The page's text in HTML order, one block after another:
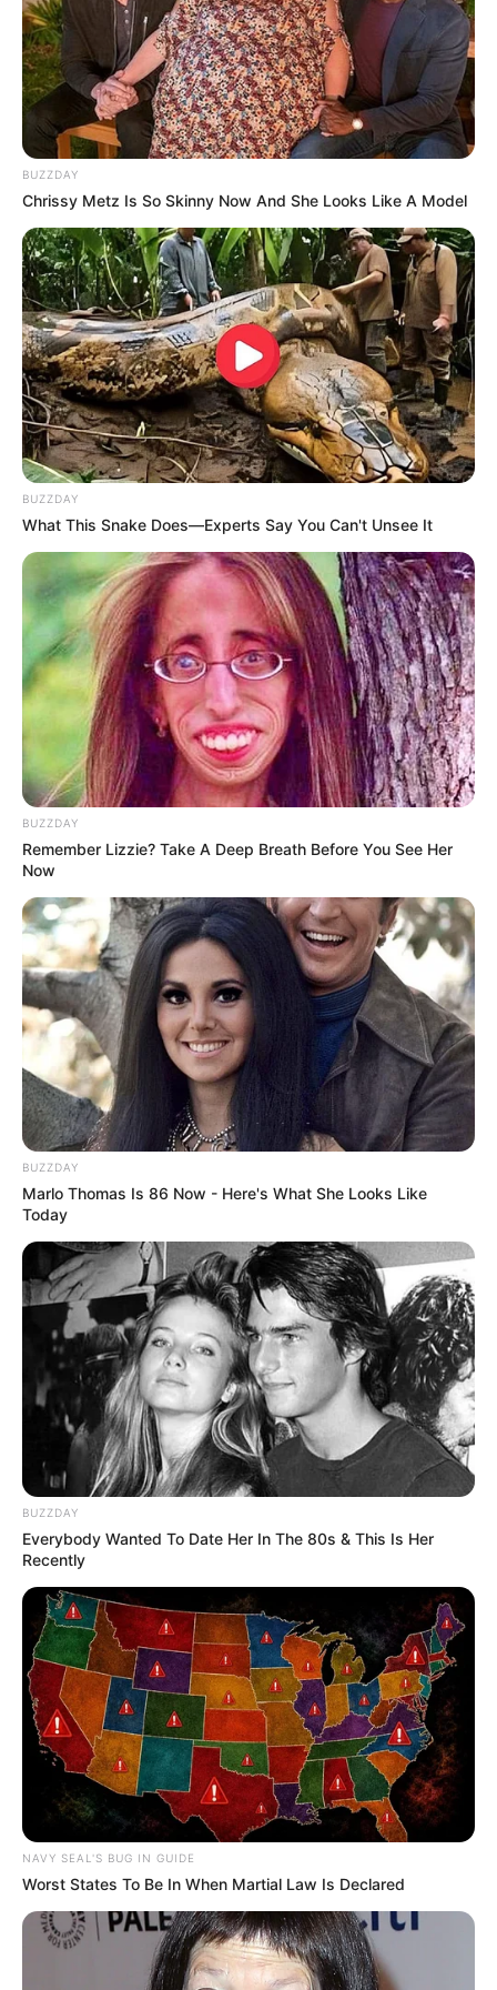
Serem! 9 Chat Ojek Online &
Pelanggan Ini Bikin Auto
Merinding
Bikin Ngakak, 10 Potret
Cosplay Murah Pakai Bahan
Seadanya
Anti Mainstream, 10 Cara
Membawa Barang Belanjaan
Versi Warga Thailand
Langka Banget! 10 Pose Lucu
Katak yang Bikin Ketawa
Gemes
Ambyar! 10 Kalimat Baper
Pakai Bahasa Jawa Ini Bikin
Galau Abis
Fail! 10 Potret Makanan Gagal
Dimasak yang Bikin Kamu
BUZZDAY
Chrissy Metz Is So Skinny Now And She Looks Like A Model
BUZZDAY
What This Snake Does—Experts Say You Can't Unsee It
BUZZDAY
Remember Lizzie? Take A Deep Breath Before You See Her
Now
BUZZDAY
Marlo Thomas Is 86 Now - Here's What She Looks Like
Today
BUZZDAY
Everybody Wanted To Date Her In The 80s & This Is Her
Recently
NAVY SEAL'S BUG IN GUIDE
Worst States To Be In When Martial Law Is Declared